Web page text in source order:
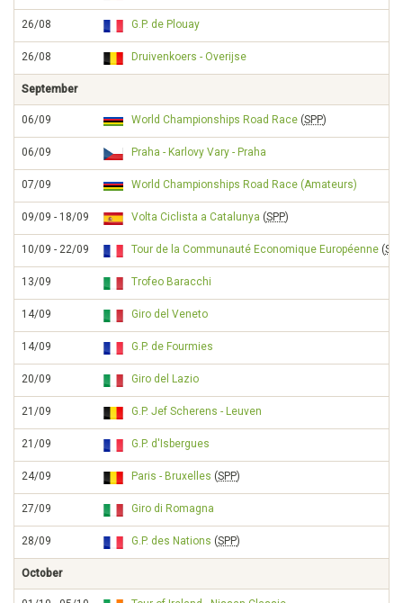
26/08 G.P. de Plouay
26/08 Druivenkoers - Overijse
September
06/09 World Championships Road Race (SPP)
06/09 Praha - Karlovy Vary - Praha
07/09 World Championships Road Race (Amateurs)
09/09 - 18/09 Volta Ciclista a Catalunya (SPP)
10/09 - 22/09 Tour de la Communauté Economique Européenne (SPP
13/09 Trofeo Baracchi
14/09 Giro del Veneto
14/09 G.P. de Fourmies
20/09 Giro del Lazio
21/09 G.P. Jef Scherens - Leuven
21/09 G.P. d'Isbergues
24/09 Paris - Bruxelles (SPP)
27/09 Giro di Romagna
28/09 G.P. des Nations (SPP)
October